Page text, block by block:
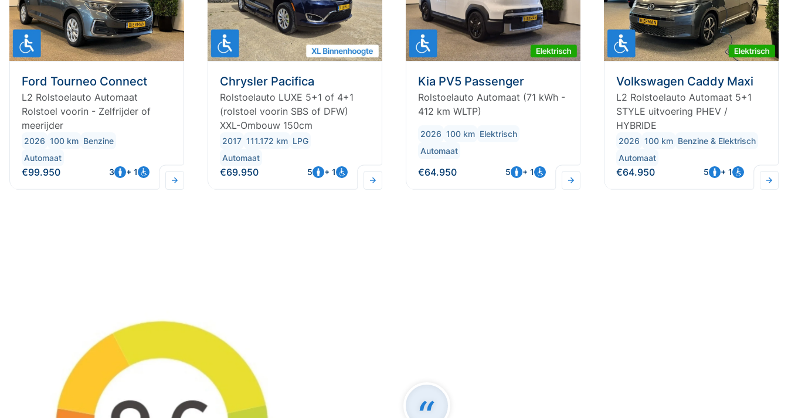
Ford Tourneo Connect
L2 Rolstoelauto Automaat
Rolstoel voorin - Zelfrijder of
meerijder
2026 100 km Benzine
Automaat
€99.950 3 + 1
Chrysler Pacifica
Rolstoelauto LUXE 5+1 of 4+1
(rolstoel voorin SBS of DFW)
XXL-Ombouw 150cm
2017 111.172 km LPG
Automaat
€69.950 5 + 1
Kia PV5 Passenger
Rolstoelauto Automaat (71 kWh -
412 km WLTP)
2026 100 km Elektrisch
Automaat
€64.950 5 + 1
Volkswagen Caddy Maxi
L2 Rolstoelauto Automaat 5+1
STYLE uitvoering PHEV /
HYBRIDE
2026 100 km Benzine & Elektrisch
Automaat
€64.950 5 + 1